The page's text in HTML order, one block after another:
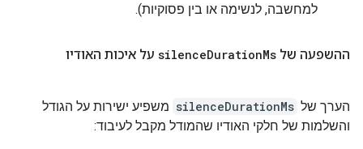
למחשבה, לנשימה או בין פסוקיות).
ההשפעה של silenceDurationMs על איכות האודיו
הערך של silenceDurationMs משפיע ישירות על הגודל
והשלמות של חלקי האודיו שהמודל מקבל לעיבוד: